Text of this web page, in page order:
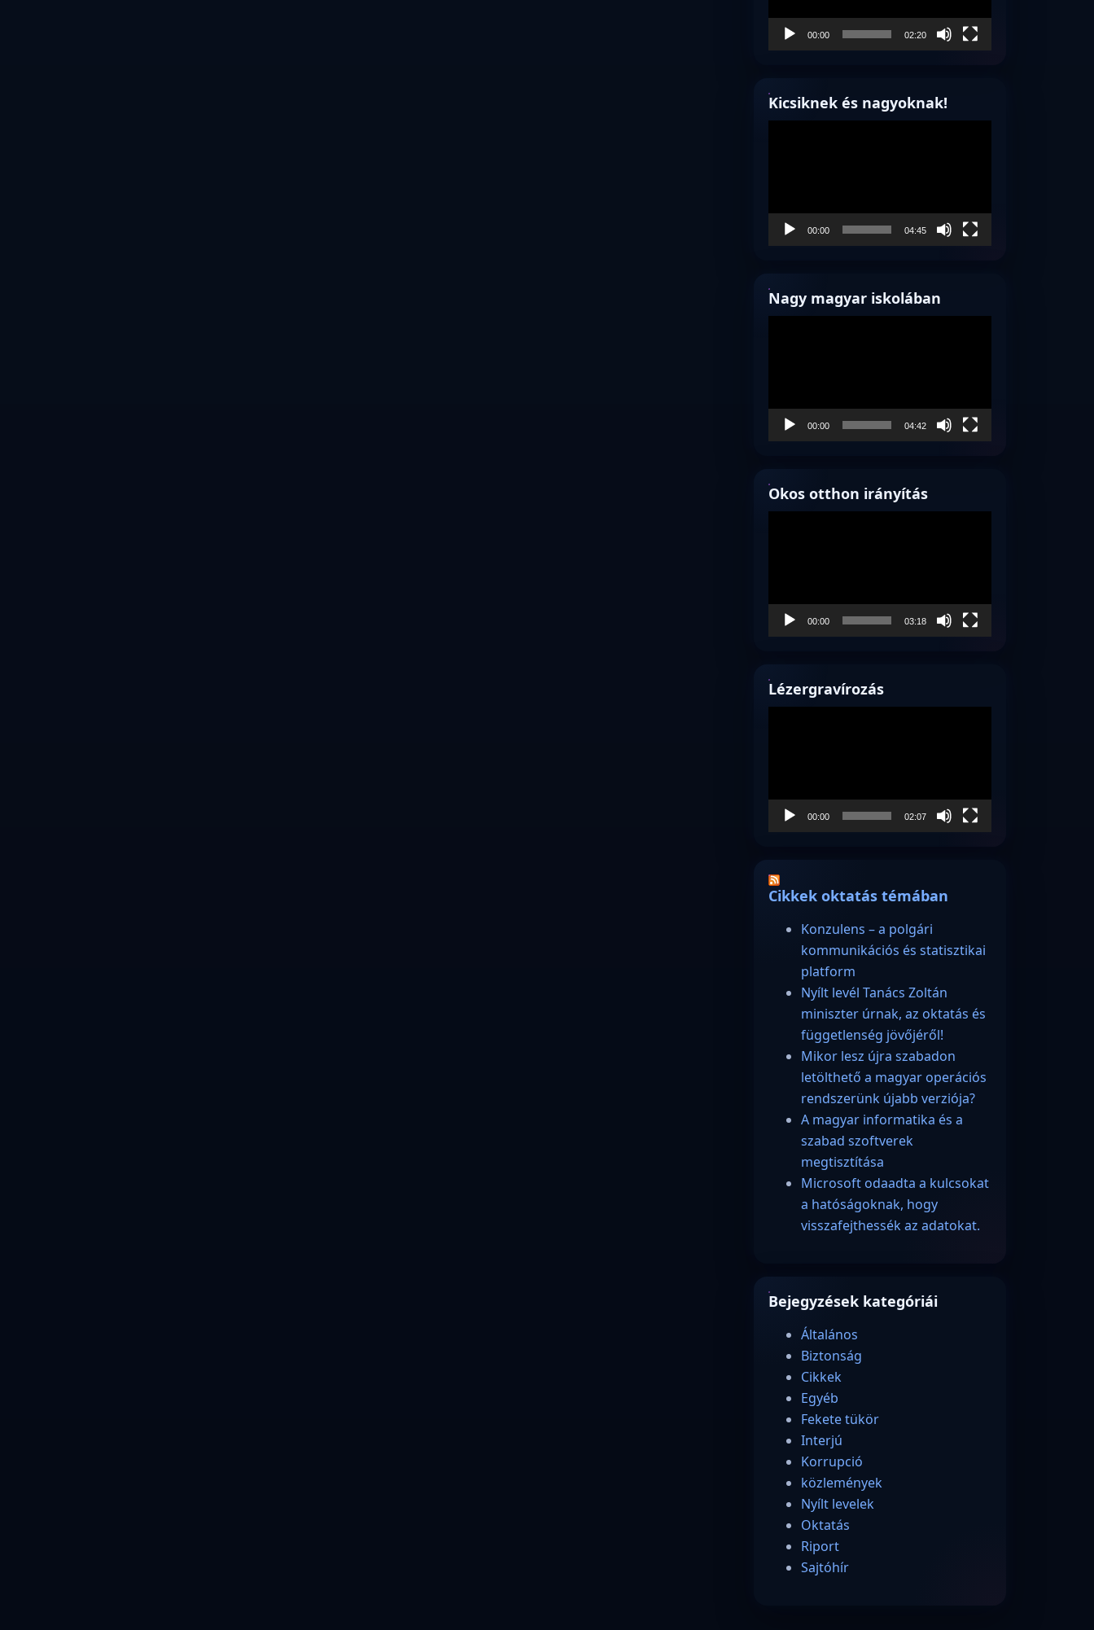
00:00 02:20
Kicsiknek és nagyoknak!
00:00 04:45
Nagy magyar iskolában
00:00 04:42
Okos otthon irányítás
00:00 03:18
Lézergravírozás
00:00 02:07
Cikkek oktatás témában
Konzulens – a polgári
kommunikációs és statisztikai
platform
Nyílt levél Tanács Zoltán
miniszter úrnak, az oktatás és
függetlenség jövőjéről!
Mikor lesz újra szabadon
letölthető a magyar operációs
rendszerünk újabb verziója?
A magyar informatika és a
szabad szoftverek
megtisztítása
Microsoft odaadta a kulcsokat
a hatóságoknak, hogy
visszafejthessék az adatokat.
Bejegyzések kategóriái
Általános
Biztonság
Cikkek
Egyéb
Fekete tükör
Interjú
Korrupció
közlemények
Nyílt levelek
Oktatás
Riport
Sajtóhír